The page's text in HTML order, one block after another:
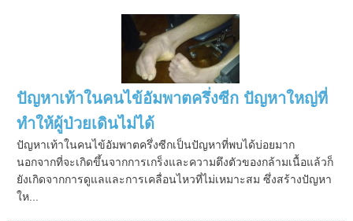
ปัญหาเท้าในคนไข้อัมพาตครึ่งซีก ปัญหาใหญ่ที่
ทำให้ผู้ป่วยเดินไม่ได้
ปัญหาเท้าในคนไข้อัมพาตครึ่งซีกเป็นปัญหาที่พบได้บ่อยมาก
นอกจากที่จะเกิดขึ้นจากการเกร็งและความตึงตัวของกล้ามเนื้อแล้วก็
ยังเกิดจากการดูแลและการเคลื่อนไหวที่ไม่เหมาะสม ซึ่งสร้างปัญหา
ให...